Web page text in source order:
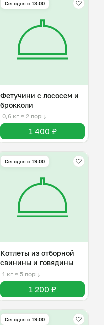
Сегодня с 13:00
Фетучини с лососем и
брокколи
0,6 кг ≈ 2 порц.
1 400 ₽
Сегодня с 19:00
Котлеты из отборной
свинины и говядины
1 кг ≈ 5 порц.
1 200 ₽
Сегодня с 19:00